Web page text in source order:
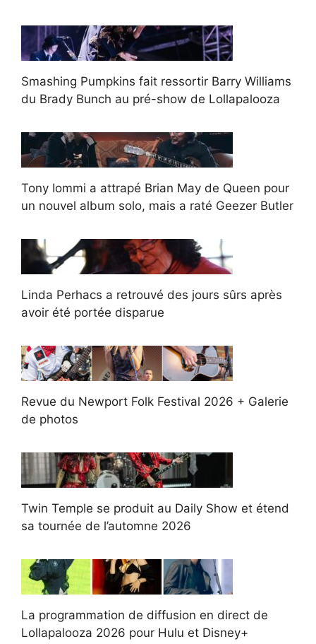
Smashing Pumpkins fait ressortir Barry Williams
du Brady Bunch au pré-show de Lollapalooza
Tony Iommi a attrapé Brian May de Queen pour
un nouvel album solo, mais a raté Geezer Butler
Linda Perhacs a retrouvé des jours sûrs après
avoir été portée disparue
Revue du Newport Folk Festival 2026 + Galerie
de photos
Twin Temple se produit au Daily Show et étend
sa tournée de l’automne 2026
La programmation de diffusion en direct de
Lollapalooza 2026 pour Hulu et Disney+